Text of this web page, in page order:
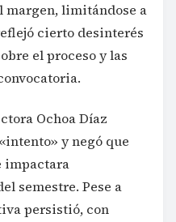
margen, limitándose a
cierto desinterés
el proceso y las
Ochoa Díaz
y negó que
impactara
semestre. Pese a
persistió, con